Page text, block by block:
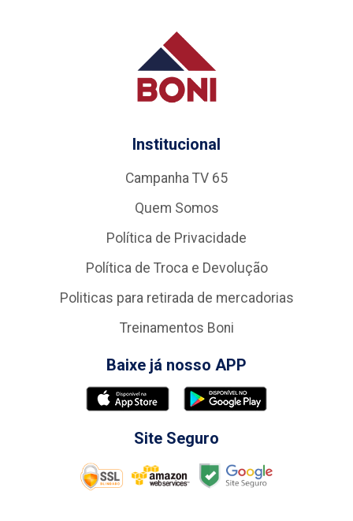
Institucional
Campanha TV 65
Quem Somos
Política de Privacidade
Política de Troca e Devolução
Politicas para retirada de mercadorias
Treinamentos Boni
Baixe já nosso APP
Site Seguro